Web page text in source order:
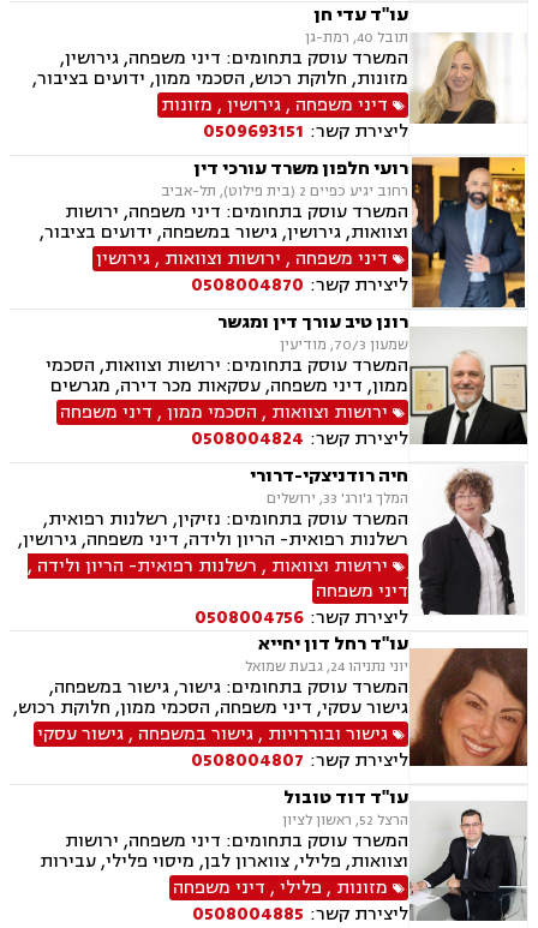
עו"ד עדי חן
תובל 40, רמת-גן
המשרד עוסק בתחומים: דיני משפחה, גירושין,
מזונות, חלוקת רכוש, הסכמי ממון, ידועים בציבור,
ירושות וצוואות, אפוטרופסות, אבהות , אימוץ ,
נישואים אזרחיים, הגירה
דיני משפחה ,גירושין, מזונות
ליצירת קשר: 0509693151
רועי חלפון משרד עורכי דין
רחוב יגיע כפיים 2 (בית פילוט), תל-אביב
המשרד עוסק בתחומים: דיני משפחה, ירושות
וצוואות, גירושין, גישור במשפחה, ידועים בציבור,
מזונות, משמורת, צווי מניעה, אלימות במשפחה,
הסכמי ממון, אפוטרופסות, חלוקת רכוש, מעמד אישי
דיני משפחה , ירושות וצוואות ,גירושין
ליצירת קשר: 0508004870
רונן טיב עורך דין ומגשר
שמעון 70/3, מודיעין
המשרד עוסק בתחומים: ירושות וצוואות, הסכמי
ממון, דיני משפחה, עסקאות מכר דירה, מגרשים
חקלאיים, מגרשים לבניה , הפקעת קרקעות, מושבים
וקיבוצים , נחלות ומשקים במושבים, נדל"ן, גירושין,
ידועים בציבור, מזונות, משמורת, חלוקת רכוש,
מעמד אישי, דיני חוזים, גישור במשפחה, מגשרים,
ייפוי כוח מתמשך
ירושות וצוואות , הסכמי ממון, דיני משפחה
ליצירת קשר: 0508004824
חיה רודניצקי-דרורי
המלך ג'ורג' 33, ירושלים
המשרד עוסק בתחומים: נזיקין, רשלנות רפואית,
רשלנות רפואית- הריון ולידה, דיני משפחה, גירושין,
גישור במשפחה, ירושות וצוואות, הסכמי ממון,
משמורת, פונדקאות, אפוטרופסות, ניכור הורי
ירושות וצוואות , רשלנות רפואית- הריון ולידה ,
דיני משפחה
ליצירת קשר: 0508004756
עו"ד רחל דון יחייא
יוני נתניהו 24, גבעת שמואל
המשרד עוסק בתחומים: גישור, גישור במשפחה,
גישור עסקי, דיני משפחה, הסכמי ממון, חלוקת רכוש,
מזונות, ירושות וצוואות, מעמד אישי, דיני חוזים
גישור ובוררויות ,גישור במשפחה ,גישור עסקי
ליצירת קשר: 0508004807
עו"ד דוד טובול
הרצל 52, ראשון לציון
המשרד עוסק בתחומים: דיני משפחה, ירושות
וצוואות, פלילי, צווארון לבן, מיסוי פלילי, עבירות
מס, תעבורה, נהיגה בשכרות, שלילת רשיון נהיגה,
נוטריון, נדל"ן, עסקאות מכר דירה, לשון הרע
מזונות , פלילי, דיני משפחה
ליצירת קשר: 0508004885